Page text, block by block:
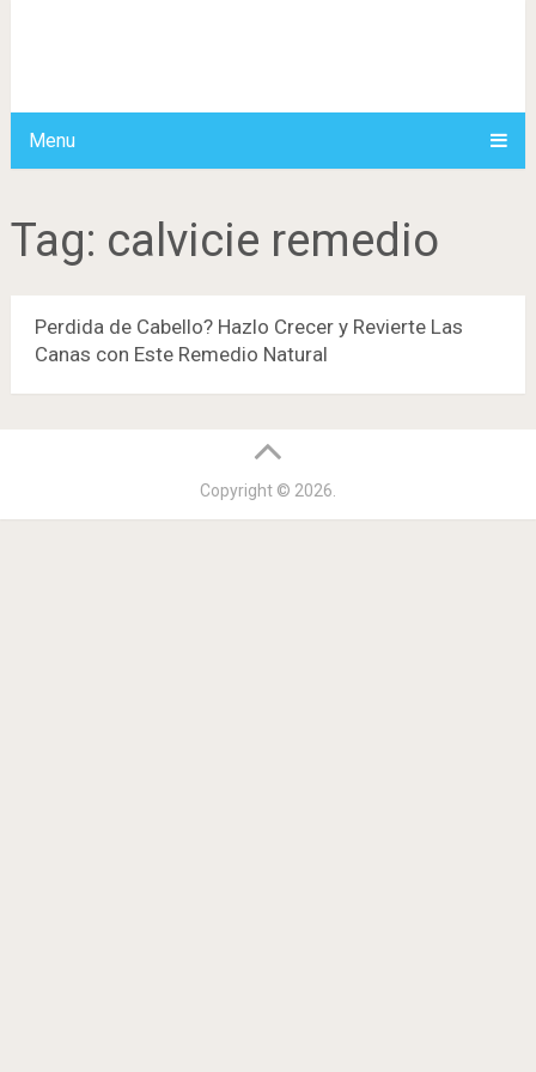
Menu
Tag: calvicie remedio
Perdida de Cabello? Hazlo Crecer y Revierte Las
Canas con Este Remedio Natural
Copyright © 2026.